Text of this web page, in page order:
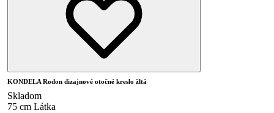
KONDELA Rodon dizajnové otočné kreslo žltá
Skladom
75 cm Látka